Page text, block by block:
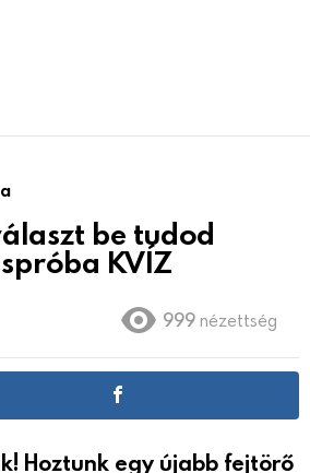
be tudod
KVÍZ
999 nézettség
Hoztunk egy újabb fejtörő